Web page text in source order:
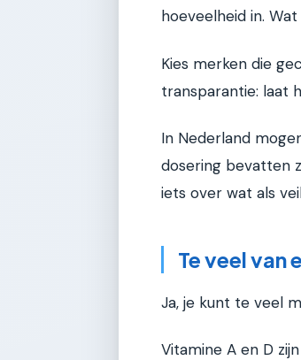
hoeveelheid in.
Kies merken die
transparantie: laat
In Nederland
dosering bevatten
iets over wat als
Te veel van
Ja, je kunt te veel
Vitamine A en D